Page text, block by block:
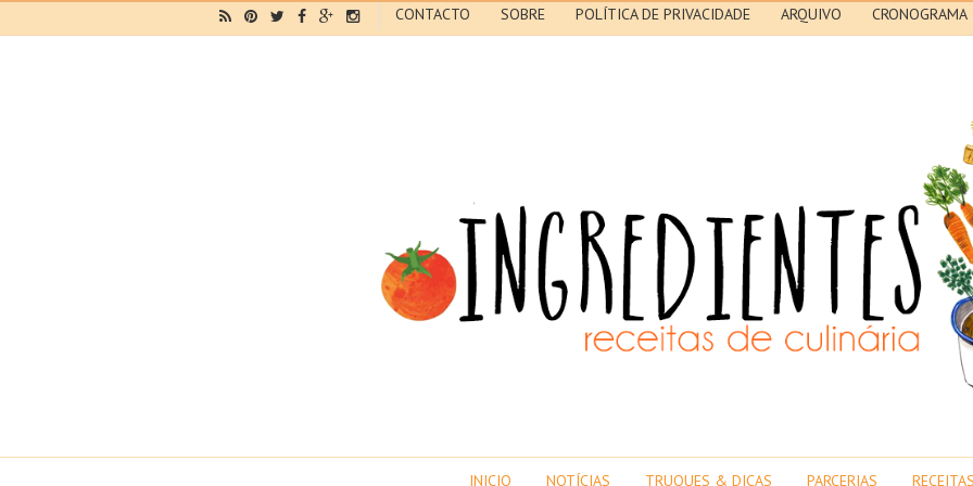
CONTACTO SOBRE POLÍTICA DE PRIVACIDADE ARQUIVO CRONOGRAMA
INICIO NOTÍCIAS TRUQUES & DICAS PARCERIAS